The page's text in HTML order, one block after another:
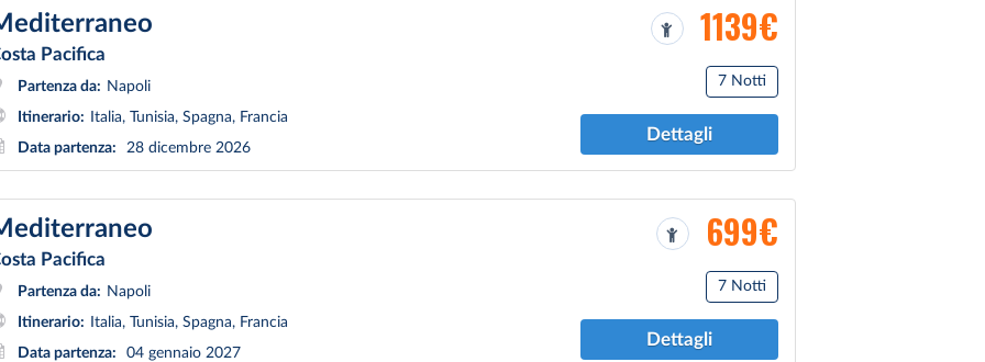
Pacifica
1139€
Partenza da: Napoli
Itinerario:
Italia, Tunisia, Spagna, Francia
Data partenza:
28 dicembre 2026
7 Notti
Dettagli
Pacifica
699€
Partenza da: Napoli
Itinerario:
Italia, Tunisia, Spagna, Francia
Data partenza:
04 gennaio 2027
7 Notti
Dettagli